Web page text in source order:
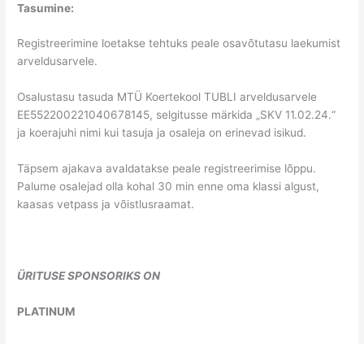
Tasumine:
Registreerimine loetakse tehtuks peale osavõtutasu laekumist
arveldusarvele.
Osalustasu tasuda MTÜ Koertekool TUBLI arveldusarvele
EE552200221040678145, selgitusse märkida „SKV 11.02.24.“
ja koerajuhi nimi kui tasuja ja osaleja on erinevad isikud.
Täpsem ajakava avaldatakse peale registreerimise lõppu.
Palume osalejad olla kohal 30 min enne oma klassi algust,
kaasas vetpass ja võistlusraamat.
ÜRITUSE SPONSORIKS ON
PLATINUM